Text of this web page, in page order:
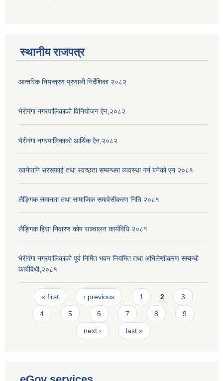
स्थानीय राजपत्र
आन्तरिक नियन्त्रण प्रणाली निर्देशिका २०८२
भेरीगंगा नगरपालिकाको विनियोजन ऐन,२०८२
भेरीगंगा नगरपालिकाको आर्थिक ऐन,२०८२
खानेपानि सरसफाई तथा स्वच्छता सम्बन्धमा व्यवस्था गर्न बनेको एन २०८१
लैङ्गिक समानता तथा सामाजिक समावेसीकरण निति २०८१
लैङ्गिक हिंसा निवारण कोष सञ्चालन कार्यविधि २०८१
भेरीगंगा नगरपालिकाको पूर्व निर्मित भवन नियमित तथा अभिलेखीकरण सम्बन्धी
कार्यविधी,२०८१
Pages
« first ‹ previous 1 2 3
4 5 6 7 8 9
next › last »